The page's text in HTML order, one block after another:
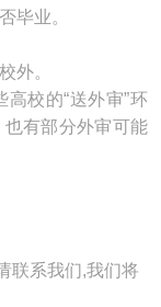
毕业。
外。
校的“送外审”环
有部分外审可能
联系我们,我们将